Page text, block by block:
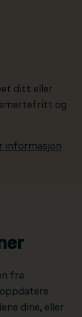
ditt eller
smertefritt og
informasjon
fra
dine, eller